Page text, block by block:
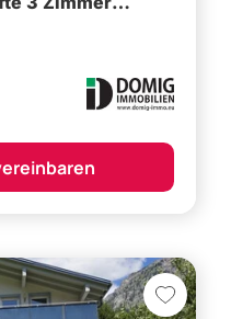
(TOP 10)